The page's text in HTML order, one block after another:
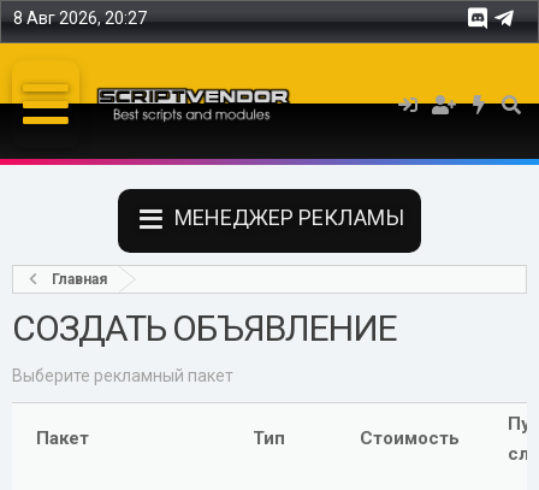
8 Авг 2026, 20:27
МЕНЕДЖЕР РЕКЛАМЫ
Главная
СОЗДАТЬ ОБЪЯВЛЕНИЕ
Выберите рекламный пакет
Пакет Тип Стоимость